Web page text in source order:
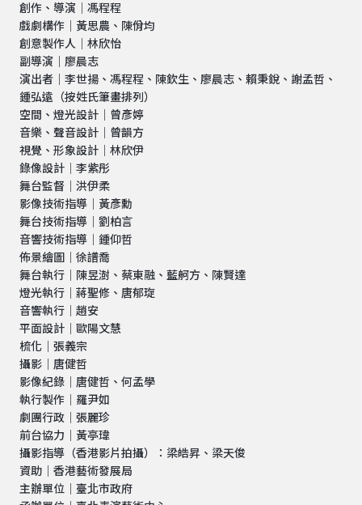
創作、導演｜馮程程
戲劇構作｜黃思農、陳佾均
創意製作人｜林欣怡
副導演｜廖晨志
演出者｜李世揚、馮程程、陳欽生、廖晨志、賴秉銳、謝孟哲、
鍾弘遠（按姓氏筆畫排列）
空間、燈光設計｜曾彥婷
音樂、聲音設計｜曾韻方
視覺、形象設計｜林欣伊
錄像設計｜李紫彤
舞台監督｜洪伊柔
影像技術指導｜黃彥勳
舞台技術指導｜劉柏言
音響技術指導｜鍾仰哲
佈景繪圖｜徐譜喬
舞台執行｜陳昱澍、蔡東融、藍舸方、陳賢達
燈光執行｜蔣聖修、唐郁琁
音響執行｜趙安
平面設計｜歐陽文慧
梳化｜張義宗
攝影｜唐健哲
影像紀錄｜唐健哲、何孟學
執行製作｜羅尹如
劇團行政｜張麗珍
前台協力｜黃亭瑋
攝影指導（香港影片拍攝）：梁皓昇、梁天俊
資助｜香港藝術發展局
主辦單位｜臺北市政府